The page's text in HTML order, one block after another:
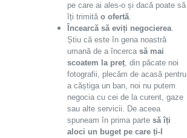
pe care ai ales-o și dacă poate să
îți trimită o ofertă.
Încearcă să eviți negocierea.
Știu că este în gena noastră
umană de a încerca să mai
scoatem la preț, din păcate noi
fotografii, plecăm de acasă pentru
a căștiga un ban, noi nu putem
negocia cu cei de la curent, gaze
sau alte servicii. De aceea
spuneam în prima parte să îți
aloci un buget pe care ți-l